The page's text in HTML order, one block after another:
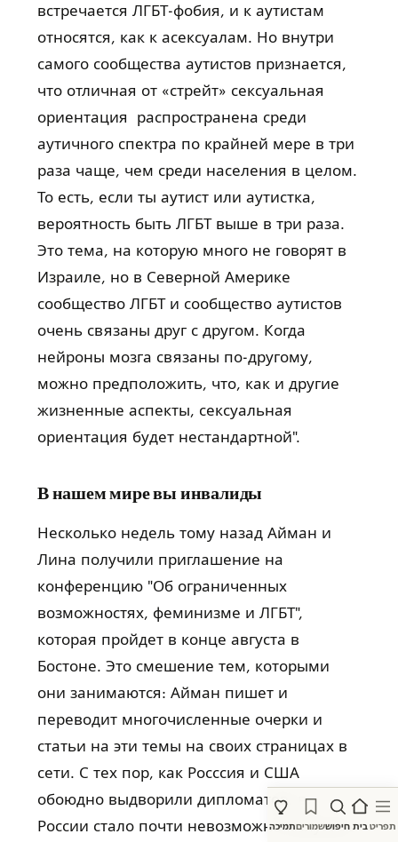
תפריטבית חיפוששמוריםתמיכה
встречается ЛГБТ-фобия, и к аутистам
относятся, как к асексуалам. Но внутри
самого сообщества аутистов признается,
что отличная от «стрейт» сексуальная
ориентация распространена среди
аутичного спектра по крайней мере в три
раза чаще, чем среди населения в целом.
То есть, если ты аутист или аутистка,
вероятность быть ЛГБТ выше в три раза.
Это тема, на которую много не говорят в
Израиле, но в Северной Америке
сообщество ЛГБТ и сообщество аутистов
очень связаны друг с другом. Когда
нейроны мозга связаны по-другому,
можно предположить, что, как и другие
жизненные аспекты, сексуальная
ориентация будет нестандартной".
В нашем мире вы инвалиды
Несколько недель тому назад Айман и
Лина получили приглашение на
конференцию "Об ограниченных
возможностях, феминизме и ЛГБТ",
которая пройдет в конце августа в
Бостоне. Это смешение тем, которыми
они занимаются: Айман пишет и
переводит многочисленные очерки и
статьи на эти темы на своих страницах в
сети. С тех пор, как Росссия и США
обоюдно выдворили дипломатов, в
России стало почти невозможно получить